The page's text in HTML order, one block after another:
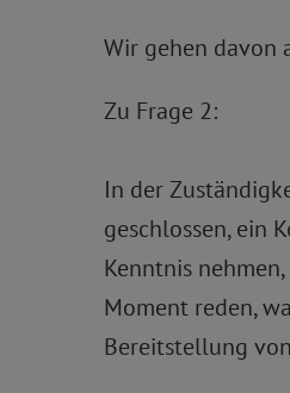
Wir gehen davon
Zu Frage 2:
In der
geschlossen, ein
Kenntnis
Moment reden,
Bereitstellung